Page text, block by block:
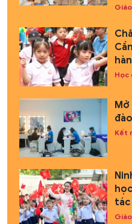
Học
Kết
tác